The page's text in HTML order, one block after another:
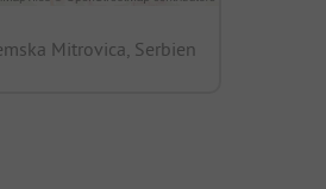
Mitrovica, Serbien